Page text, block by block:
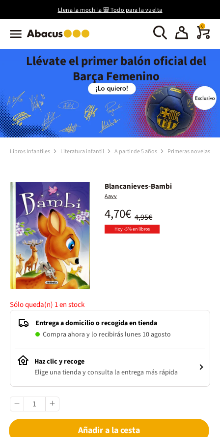
Llena la mochila 🎒 Todo para la vuelta
0
Llévate el primer balón oficial del
Barça Femenino
Libros Infantiles Literatura infantil A partir de 5 años Primeras novelas
Blancanieves-Bambi
Aavv
4,95€
4,70€
Hoy -5% en libros
Sólo queda(n) 1en stock
Entrega a domicilio o recogida en tienda
Compra ahora y lo recibirás lunes 10 agosto
Haz clic y recoge
Elige una tienda y consulta la entrega más rápida
Añadir a la cesta